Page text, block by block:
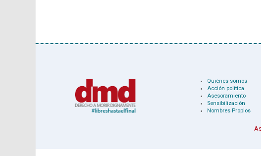
Quiénes somos
Acción política
Asesoramiento
Sensibilización
Nombres Propios